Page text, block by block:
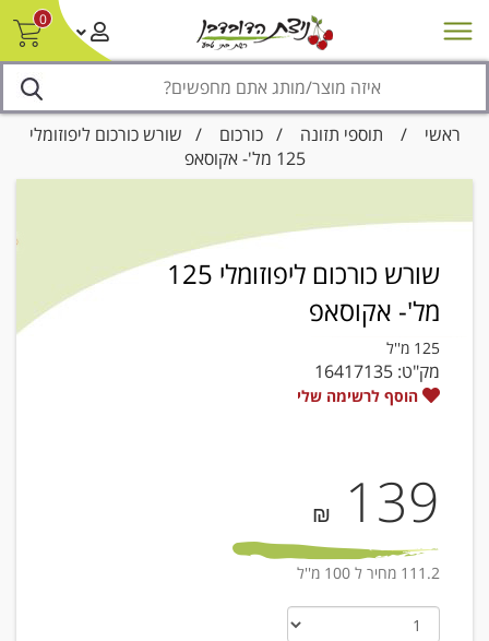
0
מבצעים סניפים צור קשר/ביטול הזמנה
ראשי / תוספי תזונה /כורכום / שורש כורכום ליפוזומלי
125 מל'- אקוסאפ
שורש כורכום ליפוזומלי 125
מל'- אקוסאפ
125 מ''ל
מק"ט: 16417135
הוסף לרשימה שלי
139
₪
111.2 מחיר ל 100 מ''ל